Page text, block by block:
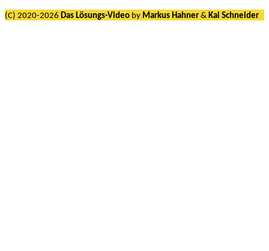
(C) 2020-2026 Das Lösungs-Video by Markus Hahner & Kai Schneider